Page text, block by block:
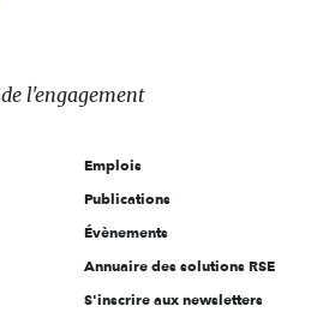
de l'engagement
Emplois
Publications
Évènements
Annuaire des solutions RSE
S'inscrire aux newsletters